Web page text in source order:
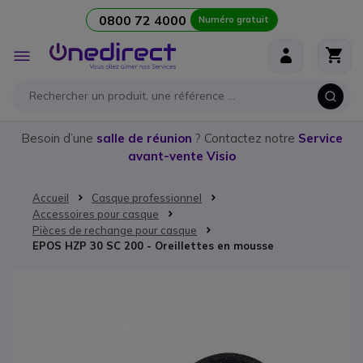
0800 72 4000 Numéro gratuit
Affichage
navigation
Besoin d’une salle de réunion ? Contactez notre Service
avant-vente Visio
Accueil
Casque professionnel
Accessoires pour casque
Pièces de rechange pour casque
EPOS HZP 30 SC 200 - Oreillettes en mousse